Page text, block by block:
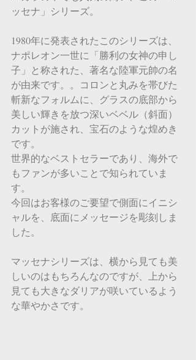
ッセナ」シリーズ。
1980年に発表されたこのシリーズは、
ナポレオン一世に「勝利の女神の申し
子」と称された、著名な陸軍元帥の名
が由来です。。コロンと丸みを帯びた
斬新なフォルムに、グラスの底部から
美しい輝きを放つ深いベベル（斜面）
カットが施され、宝石のような煌めき
です。
世界的なベストセラーであり、海外で
もファンが多いことで知られていま
す。
今回はお客様のご要望で側面にイニシ
ャルを、底面にメッセージを彫刻しま
した。
マッセナシリーズは、横から見ても美
しいのはもちろんなのですが、上から
見ても大きなダリアが咲いているよう
な華やかさです。